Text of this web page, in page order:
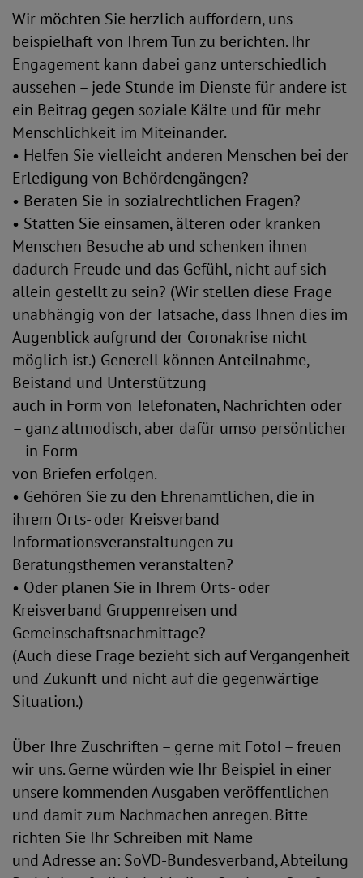
Wir möchten Sie herzlich auffordern, uns
beispielhaft von Ihrem Tun zu berichten. Ihr
Engagement kann dabei ganz unterschiedlich
aussehen – jede Stunde im Dienste für andere ist
ein Beitrag gegen soziale Kälte und für mehr
Menschlichkeit im Miteinander.
• Helfen Sie vielleicht anderen Menschen bei der
Erledigung von Behördengängen?
• Beraten Sie in sozialrechtlichen Fragen?
• Statten Sie einsamen, älteren oder kranken
Menschen Besuche ab und schenken ihnen
dadurch Freude und das Gefühl, nicht auf sich
allein gestellt zu sein? (Wir stellen diese Frage
unabhängig von der Tatsache, dass Ihnen dies im
Augenblick aufgrund der Coronakrise nicht
möglich ist.) Generell können Anteilnahme,
Beistand und Unterstützung
auch in Form von Telefonaten, Nachrichten oder
– ganz altmodisch, aber dafür umso persönlicher
– in Form
von Briefen erfolgen.
• Gehören Sie zu den Ehrenamtlichen, die in
ihrem Orts- oder Kreisverband
Informationsveranstaltungen zu
Beratungsthemen veranstalten?
• Oder planen Sie in Ihrem Orts- oder
Kreisverband Gruppenreisen und
Gemeinschaftsnachmittage?
(Auch diese Frage bezieht sich auf Vergangenheit
und Zukunft und nicht auf die gegenwärtige
Situation.)
Über Ihre Zuschriften – gerne mit Foto! – freuen
wir uns. Gerne würden wie Ihr Beispiel in einer
unsere kommenden Ausgaben veröffentlichen
und damit zum Nachmachen anregen. Bitte
richten Sie Ihr Schreiben mit Name
und Adresse an: SoVD-Bundesverband, Abteilung